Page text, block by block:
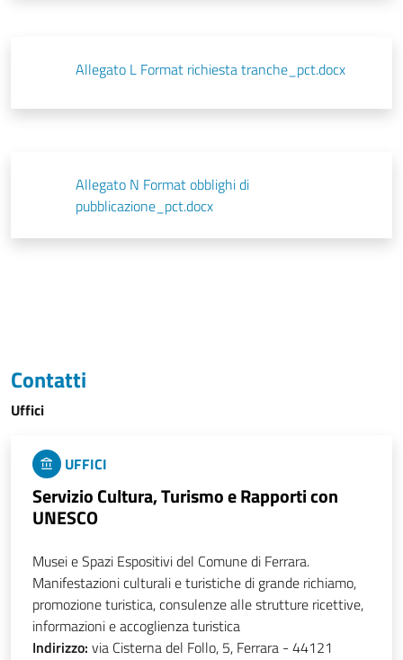
Allegato L Format richiesta tranche_pct.docx
Allegato N Format obblighi di
pubblicazione_pct.docx
Contatti
Uffici
UFFICI
Servizio Cultura, Turismo e Rapporti con
UNESCO
Musei e Spazi Espositivi del Comune di Ferrara.
Manifestazioni culturali e turistiche di grande richiamo,
promozione turistica, consulenze alle strutture ricettive,
informazioni e accoglienza turistica
Indirizzo: via Cisterna del Follo, 5, Ferrara - 44121